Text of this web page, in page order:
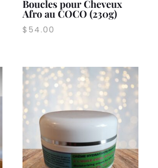
Boucles pour Cheveux
Afro au COCO (230g)
$ 54.00